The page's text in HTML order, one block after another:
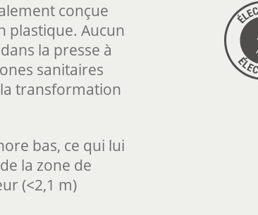
conçue
plastique. Aucun
la presse à
sanitaires
transformation
bas, ce qui lui
la zone de
(<2,1 m)